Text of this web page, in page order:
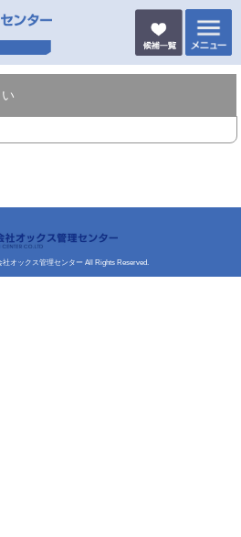
社オックス管理センター All Rights Reserved.